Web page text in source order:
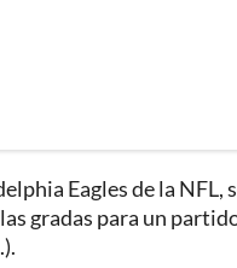
Eagles de la
gradas para un